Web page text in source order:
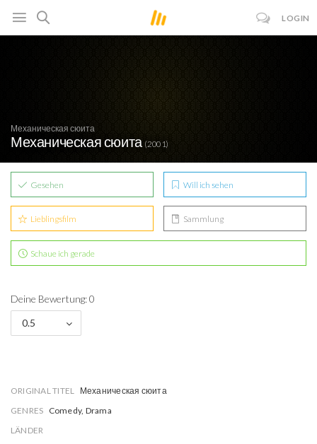
LOGIN
Механическая сюита
Механическая сюита (2001)
Gesehen Will ich sehen
Lieblingsfilm Sammlung
Schaue ich gerade
Deine Bewertung: 0
0.5
ORIGINAL TITEL Механическая сюита
GENRES Comedy, Drama
LÄNDER